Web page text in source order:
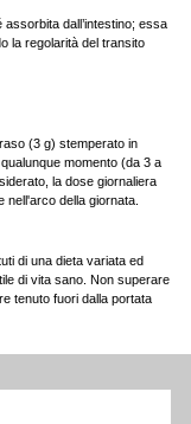
dall’intestino; essa
la regolarità del transito
(3 g) stemperato in
momento (da 3 a
la dose giornaliera
nell'arco della giornata.
di una dieta variata ed
di vita sano. Non superare
tenuto fuori dalla portata